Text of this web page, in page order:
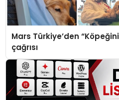
Mars Türkiye’den
çağrısı